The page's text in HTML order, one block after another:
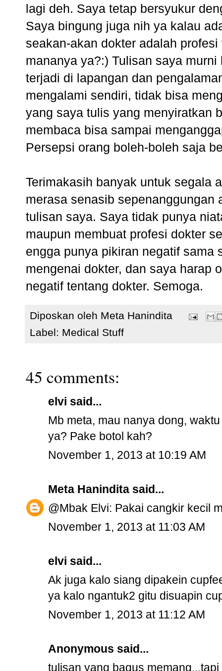
lagi deh. Saya tetap bersyukur
Saya bingung juga nih ya kalau
seakan-akan dokter adalah
mananya ya?:) Tulisan saya
terjadi di lapangan dan
mengalami sendiri, tidak bisa
yang saya tulis yang menyiratkan
membaca bisa sampai
Persepsi orang boleh-boleh saja
Terimakasih banyak untuk segala
merasa senasib sepenanggungan
tulisan saya. Saya tidak punya
maupun membuat profesi dokter
engga punya pikiran negatif sama
mengenai dokter, dan saya harap
negatif tentang dokter. Semoga.
Diposkan oleh Meta Hanindita
Label: Medical Stuff
45 comments:
elvi said...
Mb meta, mau nanya dong,
ya? Pake botol kah?
November 1, 2013 at 10:19 AM
Meta Hanindita said...
@Mbak Elvi: Pakai cangkir kecil
November 1, 2013 at 11:03 AM
elvi said...
Ak juga kalo siang dipakein
ya kalo ngantuk2 gitu disuapin
November 1, 2013 at 11:12 AM
Anonymous said...
tulisan yang bagus